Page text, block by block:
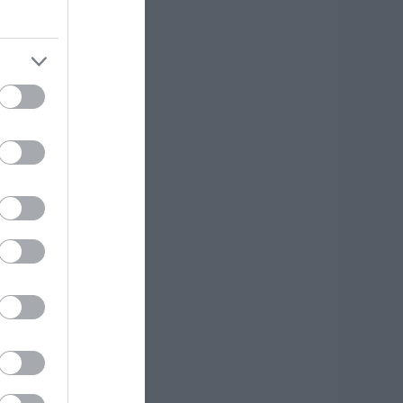
| 18:20
πένθος για τον
από
Εύβοια που
| 18:00